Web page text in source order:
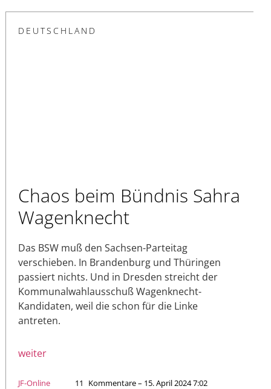
DEUTSCHLAND
Chaos beim Bündnis Sahra
Wagenknecht
Das BSW muß den Sachsen-Parteitag
verschieben. In Brandenburg und Thüringen
passiert nichts. Und in Dresden streicht der
Kommunalwahlausschuß Wagenknecht-
Kandidaten, weil die schon für die Linke
antreten.
weiter
JF-Online 11 Kommentare – 15. April 2024 7:02